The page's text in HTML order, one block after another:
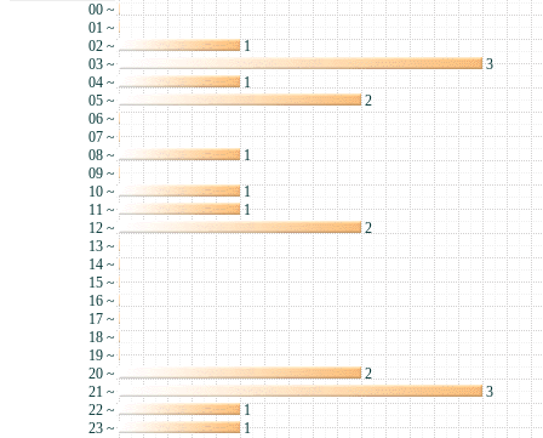
00 ~
01 ~
02 ~
1
03 ~
3
04 ~
1
05 ~
2
06 ~
07 ~
08 ~
1
09 ~
10 ~
1
11 ~
1
12 ~
2
13 ~
14 ~
15 ~
16 ~
17 ~
18 ~
19 ~
20 ~
2
21 ~
3
22 ~
1
23 ~
1